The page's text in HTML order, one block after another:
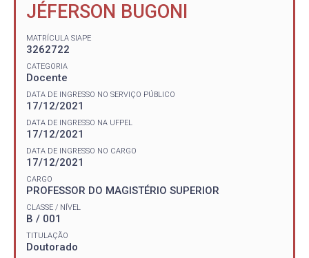
JÉFERSON BUGONI
MATRÍCULA SIAPE
3262722
CATEGORIA
Docente
DATA DE INGRESSO NO SERVIÇO PÚBLICO
17/12/2021
DATA DE INGRESSO NA UFPEL
17/12/2021
DATA DE INGRESSO NO CARGO
17/12/2021
CARGO
PROFESSOR DO MAGISTÉRIO SUPERIOR
CLASSE / NÍVEL
B / 001
TITULAÇÃO
Doutorado